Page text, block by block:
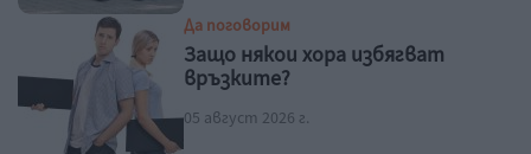
Да поговорим
Защо някои хора избягват
връзките?
05 август 2026 г.